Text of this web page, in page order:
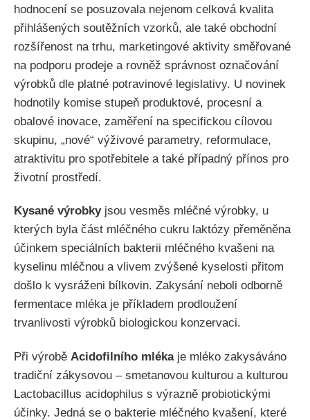
hodnocení se posuzovala nejenom celková kvalita
přihlášených soutěžních vzorků, ale také obchodní
rozšířenost na trhu, marketingové aktivity směřované
na podporu prodeje a rovněž správnost označování
výrobků dle platné potravinové legislativy. U novinek
hodnotily komise stupeň produktové, procesní a
obalové inovace, zaměření na specifickou cílovou
skupinu, „nové“ výživové parametry, reformulace,
atraktivitu pro spotřebitele a také případný přínos pro
životní prostředí.
Kysané výrobkyjsou vesměs mléčné výrobky, u
kterých byla část mléčného cukru laktózy přeměněna
účinkem speciálních bakterii mléčného kvašeni na
kyselinu mléčnou a vlivem zvýšené kyselosti přitom
došlo k vysráženi bílkovin. Zakysání neboli odborně
fermentace mléka je příkladem prodloužení
trvanlivosti výrobků biologickou konzervaci.
Při výrobě Acidofilního mlékaje mléko zakysáváno
tradiční zákysovou – smetanovou kulturou a kulturou
Lactobacillus acidophilus s výrazně probiotickými
účinky. Jedná se o bakterie mléčného kvašení, které